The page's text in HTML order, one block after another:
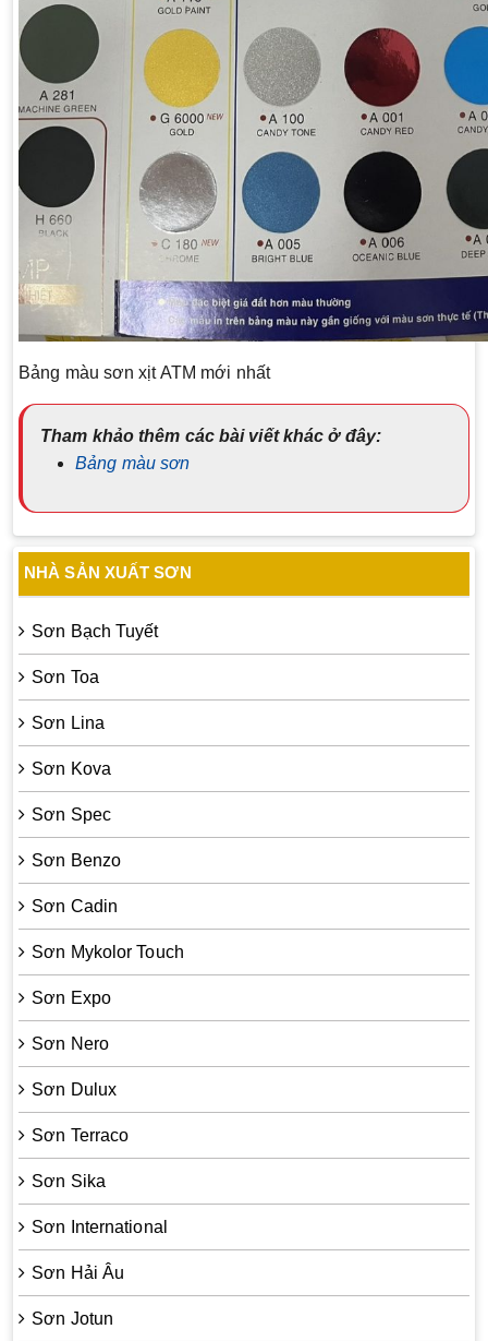
Bảng màu sơn xịt ATM mới nhất
Tham khảo thêm các bài viết khác ở đây:
Bảng màu sơn
NHÀ SẢN XUẤT SƠN
Sơn Bạch Tuyết
Sơn Toa
Sơn Lina
Sơn Kova
Sơn Spec
Sơn Benzo
Sơn Cadin
Sơn Mykolor Touch
Sơn Expo
Sơn Nero
Sơn Dulux
Sơn Terraco
Sơn Sika
Sơn International
Sơn Hải Âu
Sơn Jotun